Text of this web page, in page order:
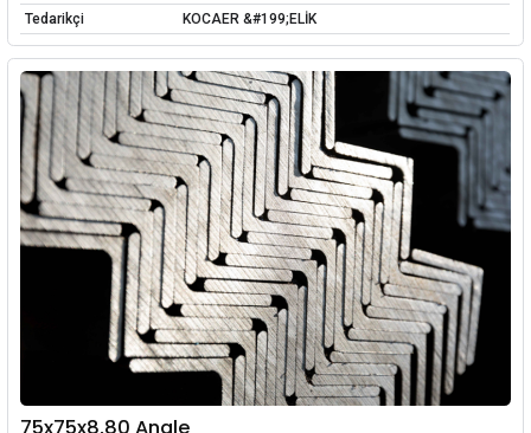
Tedarikçi
KOCAER &#199;ELİK